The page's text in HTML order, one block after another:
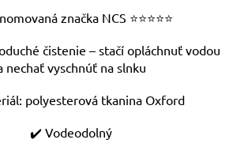
značka NCS ⭐️⭐️⭐️⭐️⭐️
čistenie – stačí opláchnuť vodou
nechať vyschnúť na slnku
polyesterová tkanina Oxford
✔️ Vodeodolný